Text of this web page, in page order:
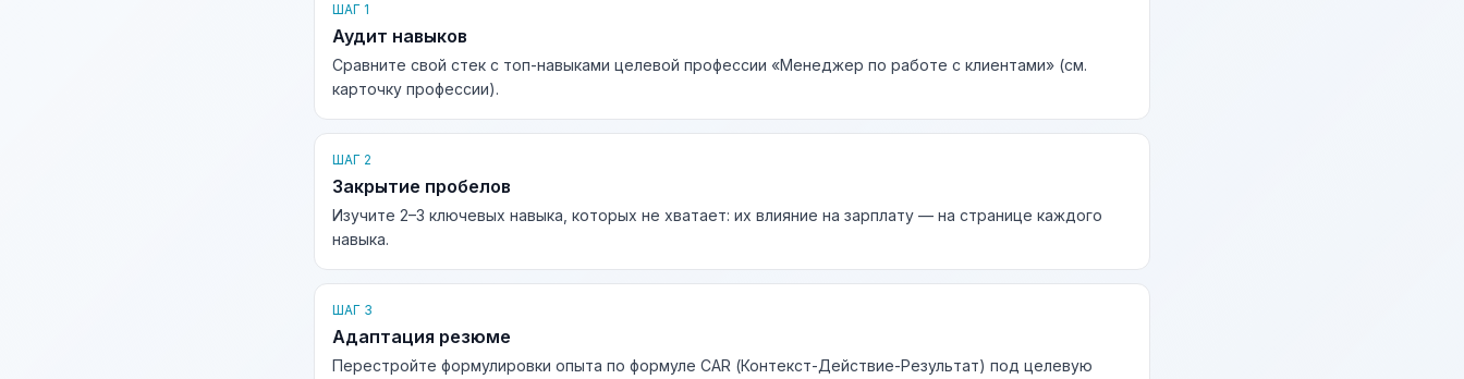
ШАГ 1
Аудит навыков
Сравните свой стек с топ-навыками целевой профессии «Менеджер по работе с клиентами» (см.
карточку профессии).
ШАГ 2
Закрытие пробелов
Изучите 2–3 ключевых навыка, которых не хватает: их влияние на зарплату — на странице каждого
навыка.
ШАГ 3
Адаптация резюме
Перестройте формулировки опыта по формуле CAR (Контекст-Действие-Результат) под целевую